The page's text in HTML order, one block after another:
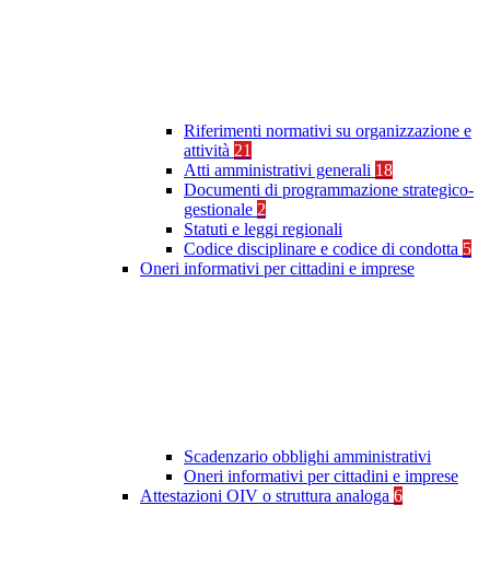
Riferimenti normativi su organizzazione e
attività 21
Atti amministrativi generali 18
Documenti di programmazione strategico-
gestionale 2
Statuti e leggi regionali
Codice disciplinare e codice di condotta 5
Oneri informativi per cittadini e imprese
Scadenzario obblighi amministrativi
Oneri informativi per cittadini e imprese
Attestazioni OIV o struttura analoga 6